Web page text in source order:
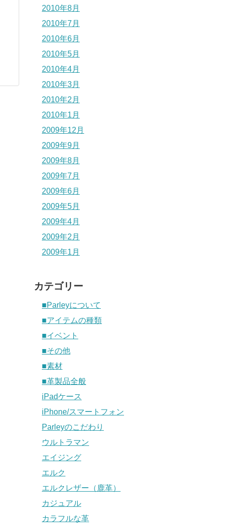
2010年8月
2010年7月
2010年6月
2010年5月
2010年4月
2010年3月
2010年2月
2010年1月
2009年12月
2009年9月
2009年8月
2009年7月
2009年6月
2009年5月
2009年4月
2009年2月
2009年1月
カテゴリー
■Parleyについて
■アイテムの種類
■イベント
■その他
■素材
■革製品全般
iPadケース
iPhone/スマートフォン
Parleyのこだわり
ウルトラマン
エイジング
エルク
エルクレザー（鹿革）
カジュアル
カラフルな革